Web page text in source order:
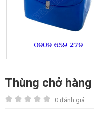
Thùng chở
0 đánh giá